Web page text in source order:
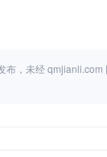
布，未经 qmjianli.com